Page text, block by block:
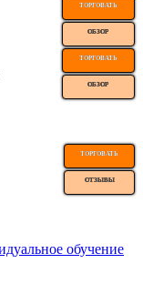
ТОРГОВАТЬ
ОБЗОР
ТОРГОВАТЬ
ОБЗОР
ТОРГОВАТЬ
ОТЗЫВЫ